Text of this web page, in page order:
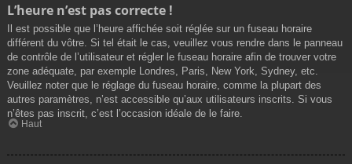
L’heure n’est pas correcte !
Il est possible que l’heure affichée soit réglée sur un fuseau horaire
différent du vôtre. Si tel était le cas, veuillez vous rendre dans le panneau
de contrôle de l’utilisateur et régler le fuseau horaire afin de trouver votre
zone adéquate, par exemple Londres, Paris, New York, Sydney, etc.
Veuillez noter que le réglage du fuseau horaire, comme la plupart des
autres paramètres, n’est accessible qu’aux utilisateurs inscrits. Si vous
n’êtes pas inscrit, c’est l’occasion idéale de le faire.
Haut